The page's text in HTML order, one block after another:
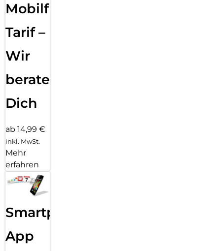
Mobilfunk
Tarif –
Wir
beraten
Dich
ab 14,99 €
inkl. MwSt.
Mehr
erfahren
Smartphone
App